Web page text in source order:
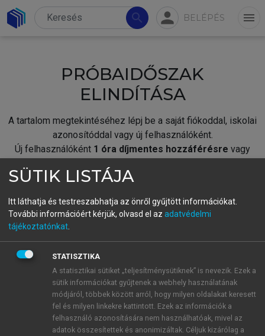
search person BELÉPÉS menu
PRÓBAIDŐSZAK
ELINDÍTÁSA
A tartalom megtekintéséhez lépj be a saját fiókoddal, iskolai
azonosítóddal vagy új felhasználóként.
Új felhasználóként 1 óra díjmentes hozzáférésre vagy
fiókoddal,vagy hozz létre új fiókot.
A regisztráció után apróbaidőszakautomatikusan
BELÉPÉS SAJÁT FIÓKKAL
ÚJ FIÓK LÉTREHOZÁSA
1 óra díjmentes hozzáférés
SÜTIK LISTÁJA
Itt láthatja és testreszabhatja az önről gyűjtött információkat.
További információért kérjük, olvasd el az adatvédelmi
tájékoztatónkat
STATISZTIKA
A statisztikai sütiket „teljesítménysütiknek” is nevezik. Ezek a
sütik információkat gyűjtenek a webhely használatának
módjáról, többek között arról, hogy milyen oldalakat keresett
fel és milyen linkekre kattintott. Ezek az információk a
felhasználó azonosítására nem használhatóak, mivel az
adatok összesítettek és anonimizáltak. Céljuk kizárólag a